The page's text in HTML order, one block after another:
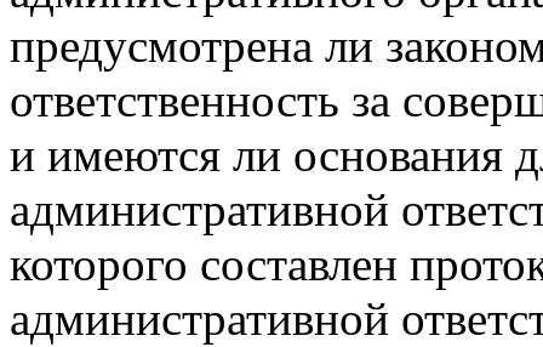
предусмотрена ли
ответственность за
и имеются ли основания
административной
которого составлен
административной